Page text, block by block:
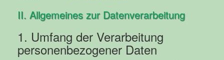
II. Allgemeines zur Datenverarbeitung
1. Umfang der Verarbeitung
personenbezogener Daten